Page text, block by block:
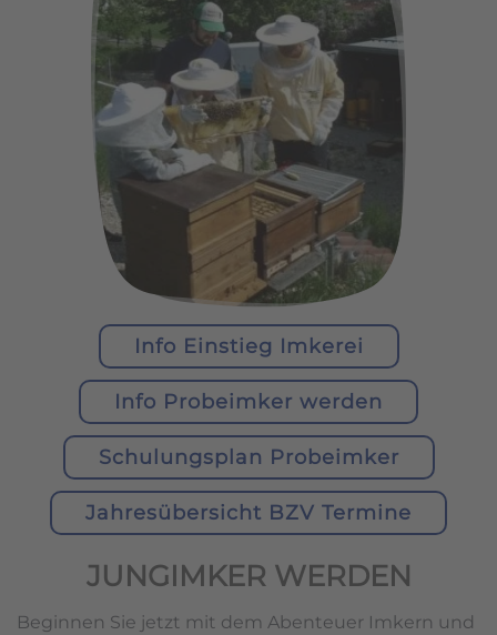
Info Einstieg Imkerei
Info Probeimker werden
Schulungsplan Probeimker
Jahresübersicht BZV Termine
JUNGIMKER WERDEN
Beginnen Sie jetzt mit dem Abenteuer Imkern und